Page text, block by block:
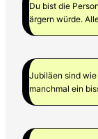
Du bist die
ärgern würde.
Jubiläen sind
manchmal ein